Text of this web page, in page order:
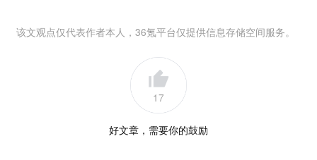
该文观点仅代表作者本人，36氪平台仅提供信息存储空间服务。
17
好文章，需要你的鼓励